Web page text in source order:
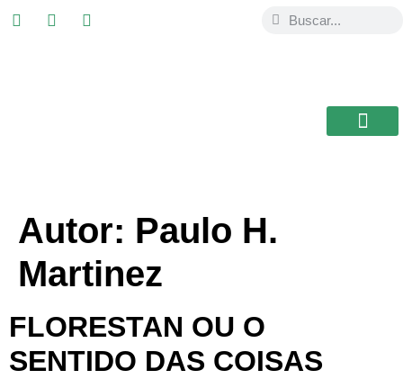
Autor: Paulo H.
Martinez
FLORESTAN OU O
SENTIDO DAS COISAS